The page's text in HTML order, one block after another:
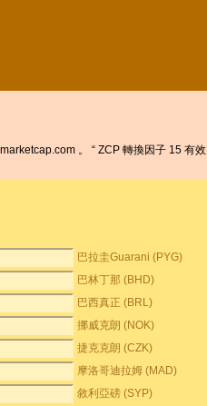
。 “ ZCP 轉換因子 15 有效
巴拉圭Guarani (PYG)
巴林丁那 (BHD)
巴西真正 (BRL)
挪威克朗 (NOK)
捷克克朗 (CZK)
摩洛哥迪拉姆 (MAD)
敘利亞磅 (SYP)